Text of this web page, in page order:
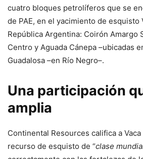
cuatro bloques petrolíferos que se
de PAE, en el yacimiento de esquisto
República Argentina: Coirón Amargo
Centro y Aguada Cánepa –ubicadas
Guadalosa –en Río Negro–.
Una participación
amplia
Continental Resources califica a
recurso de esquisto de “clase